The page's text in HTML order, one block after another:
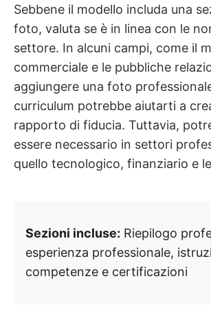
Sebbene il modello includa una
foto, valuta se è in linea con le
settore. In alcuni campi, come il
commerciale e le pubbliche
aggiungere una foto
curriculum potrebbe aiutarti a
rapporto di fiducia. Tuttavia,
essere necessario in settori
quello tecnologico, finanziario e
Sezioni incluse: Riepilogo
esperienza professionale,
competenze e certificazioni